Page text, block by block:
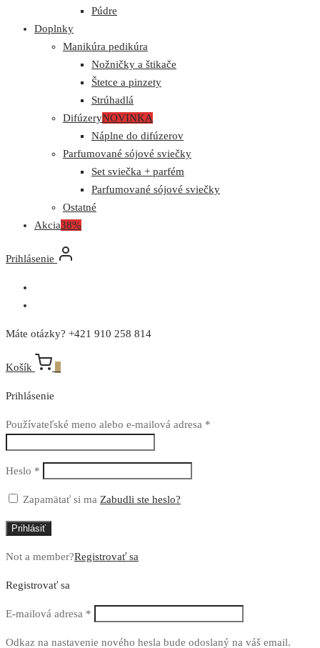
Púdre
Doplnky
Manikúra pedikúra
Nožničky a štikače
Štetce a pinzety
Strúhadlá
DifúzeryNOVINKA
Náplne do difúzerov
Parfumované sójové sviečky
Set sviečka + parfém
Parfumované sójové sviečky
Ostatné
Akcia38%
Prihlásenie
Máte otázky? +421 910 258 814
Košík
Prihlásenie
Používateľské meno alebo e-mailová adresa *
Heslo *
Zapamätať si ma Zabudli ste heslo?
Prihlásiť
Not a member?Registrovať sa
Registrovať sa
E-mailová adresa *
Odkaz na nastavenie nového hesla bude odoslaný na váš email.